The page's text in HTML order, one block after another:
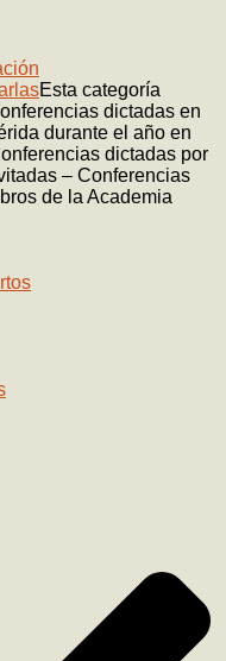
Esta categoría
dictadas en
durante el año en
dictadas por
– Conferencias
de la Academia